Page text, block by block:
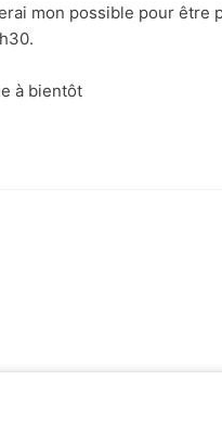
mon possible pour être
à bientôt